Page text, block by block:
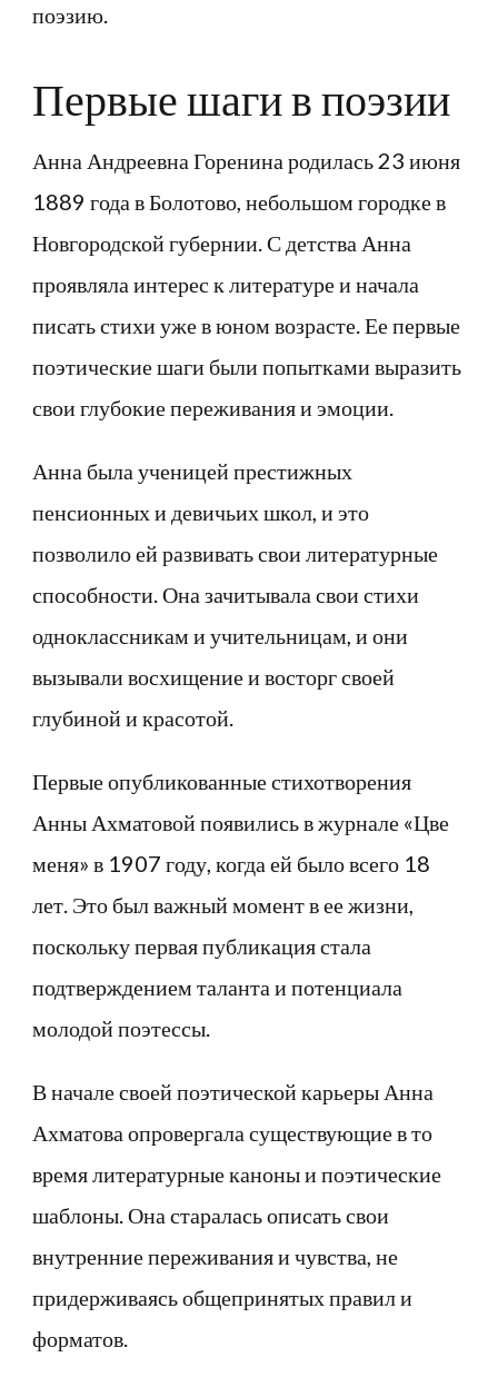
поэзию.
Первые шаги в поэзии
Анна Андреевна Горенина родилась 23 июня
1889 года в Болотово, небольшом городке в
Новгородской губернии. С детства Анна
проявляла интерес к литературе и начала
писать стихи уже в юном возрасте. Ее первые
поэтические шаги были попытками выразить
свои глубокие переживания и эмоции.
Анна была ученицей престижных
пенсионных и девичьих школ, и это
позволило ей развивать свои литературные
способности. Она зачитывала свои стихи
одноклассникам и учительницам, и они
вызывали восхищение и восторг своей
глубиной и красотой.
Первые опубликованные стихотворения
Анны Ахматовой появились в журнале «Цве
меня» в 1907 году, когда ей было всего 18
лет. Это был важный момент в ее жизни,
поскольку первая публикация стала
подтверждением таланта и потенциала
молодой поэтессы.
В начале своей поэтической карьеры Анна
Ахматова опровергала существующие в то
время литературные каноны и поэтические
шаблоны. Она старалась описать свои
внутренние переживания и чувства, не
придерживаясь общепринятых правил и
форматов.